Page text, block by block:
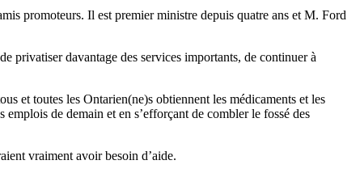
promoteurs. Il est premier ministre depuis quatre ans et M. Ford
privatiser davantage des services importants, de continuer à
et toutes les Ontarien(ne)s obtiennent les médicaments et les
de demain et en s’efforçant de combler le fossé des
vraiment avoir besoin d’aide.